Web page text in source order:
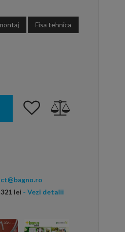
Fisa tehnica
321 lei - Vezi detalii